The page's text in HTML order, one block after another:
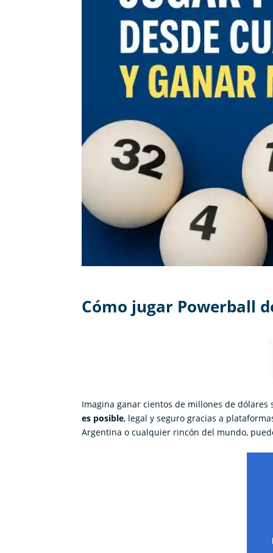
Cómo jugar Powerball
Imagina ganar cientos de millones de
es posible, legal y seguro gracias a
Argentina o cualquier rincón del mundo,